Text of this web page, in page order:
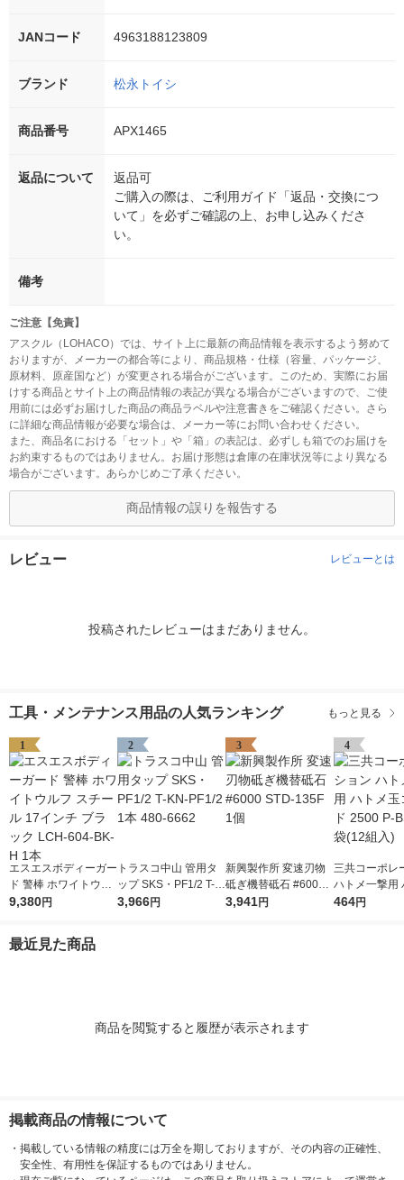
JANコード 4963188123809
ブランド 松永トイシ
商品番号 APX1465
返品について
返品可
ご購入の際は、ご利用ガイド「返品・交換につ
いて」を必ずご確認の上、お申し込みくださ
い。
備考
ご注意【免責】
アスクル（LOHACO）では、サイト上に最新の商品情報を表示するよう努めて
おりますが、メーカーの都合等により、商品規格・仕様（容量、パッケージ、
原材料、原産国など）が変更される場合がございます。このため、実際にお届
けする商品とサイト上の商品情報の表記が異なる場合がございますので、ご使
用前には必ずお届けした商品の商品ラベルや注意書きをご確認ください。さら
に詳細な商品情報が必要な場合は、メーカー等にお問い合わせください。
また、商品名における「セット」や「箱」の表記は、必ずしも箱でのお届けを
お約束するものではありません。お届け形態は倉庫の在庫状況等により異なる
場合がございます。あらかじめご了承ください。
商品情報の誤りを報告する
レビュー レビューとは
投稿されたレビューはまだありません。
工具・メンテナンス用品の人気ランキング もっと見る
1
エスエスボディーガー
ド 警棒 ホワイトウル
フ スチール 17インチ
9,380円
2
トラスコ中山 管用タ
ップ SKS・PF1/2 T-K
N-PF1/2 1本 480-666
3,966円
3
新興製作所 変速刃物
砥ぎ機替砥石 #6000
STD-135F 1個
3,941円
4
三共コーポレ
ハトメ一撃用
玉ゴールド
464円
最近見た商品
商品を閲覧すると履歴が表示されます
掲載商品の情報について
・ 掲載している情報の精度には万全を期しておりますが、その内容の正確性、
安全性、有用性を保証するものではありません。